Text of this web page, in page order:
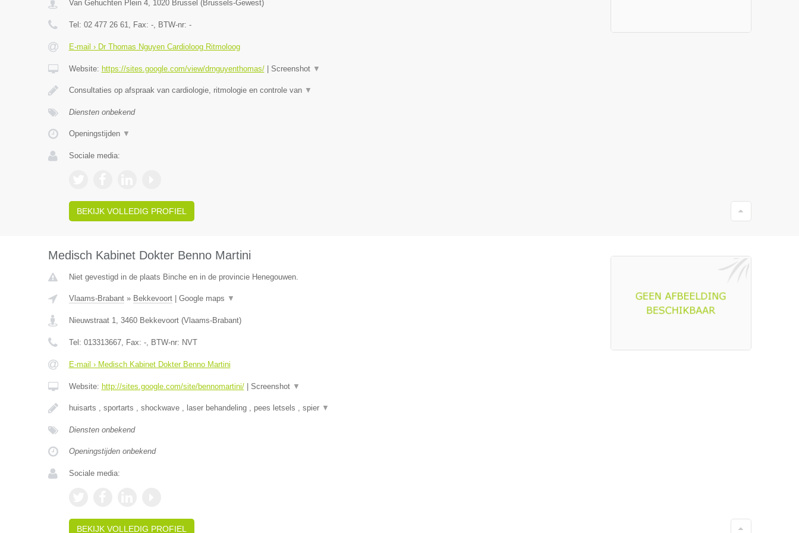
Van Gehuchten Plein 4, 1020 Brussel (Brussels-Gewest)
Tel: 02 477 26 61, Fax: -, BTW-nr: -
E-mail › Dr Thomas Nguyen Cardioloog Ritmoloog
Website: https://sites.google.com/view/drnguyenthomas/| Screenshot ▼
Consultaties op afspraak van cardiologie, ritmologie en controle van ▼
Diensten onbekend
Openingstijden ▼
Sociale media:
BEKIJK VOLLEDIG PROFIEL
Medisch Kabinet Dokter Benno Martini
Niet gevestigd in de plaats Binche en in de provincie Henegouwen.
Vlaams-Brabant» Bekkevoort| Google maps ▼
Nieuwstraat 1, 3460 Bekkevoort(Vlaams-Brabant)
Tel: 013313667, Fax: -, BTW-nr: NVT
E-mail › Medisch Kabinet Dokter Benno Martini
Website: http://sites.google.com/site/bennomartini/| Screenshot ▼
huisarts , sportarts , shockwave , laser behandeling , pees letsels , spier ▼
Diensten onbekend
Openingstijden onbekend
Sociale media:
BEKIJK VOLLEDIG PROFIEL